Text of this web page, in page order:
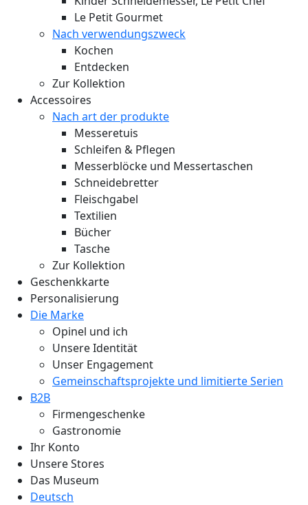
Le Petit Gourmet
Nach verwendungszweck
Kochen
Entdecken
Zur Kollektion
Accessoires
Nach art der produkte
Messeretuis
Schleifen & Pflegen
Messerblöcke und Messertaschen
Schneidebretter
Fleischgabel
Textilien
Bücher
Tasche
Zur Kollektion
Geschenkkarte
Personalisierung
Die Marke
Opinel und ich
Unsere Identität
Unser Engagement
Gemeinschaftsprojekte und limitierte Serien
B2B
Firmengeschenke
Gastronomie
Ihr Konto
Unsere Stores
Das Museum
Deutsch